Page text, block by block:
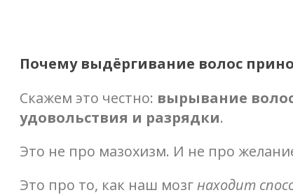
Почему выдёргивание волос
Скажем это честно: вырывание
удовольствия и разрядки.
Это не про мазохизм. И не про
Это про то, как наш мозгнаходит